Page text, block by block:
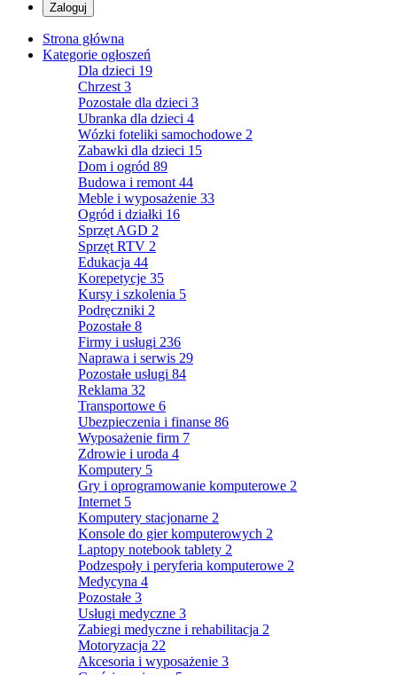
Zaloguj
Strona główna
Kategorie ogłoszeń
Dla dzieci 19
Chrzest 3
Pozostałe dla dzieci 3
Ubranka dla dzieci 4
Wózki foteliki samochodowe 2
Zabawki dla dzieci 15
Dom i ogród 89
Budowa i remont 44
Meble i wyposażenie 33
Ogród i działki 16
Sprzęt AGD 2
Sprzęt RTV 2
Edukacja 44
Korepetycje 35
Kursy i szkolenia 5
Podręczniki 2
Pozostałe 8
Firmy i usługi 236
Naprawa i serwis 29
Pozostałe usługi 84
Reklama 32
Transportowe 6
Ubezpieczenia i finanse 86
Wyposażenie firm 7
Zdrowie i uroda 4
Komputery 5
Gry i oprogramowanie komputerowe 2
Internet 5
Komputery stacjonarne 2
Konsole do gier komputerowych 2
Laptopy notebook tablety 2
Podzespoły i peryferia komputerowe 2
Medycyna 4
Pozostałe 3
Usługi medyczne 3
Zabiegi medyczne i rehabilitacja 2
Motoryzacja 22
Akcesoria i wyposażenie 3